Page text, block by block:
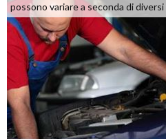
possono variare a seconda di